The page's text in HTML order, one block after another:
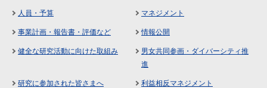
人員・予算 マネジメント
事業計画・報告書・評価など 情報公開
健全な研究活動に向けた取組み
男女共同参画・ダイバーシティ推
進
研究に参加された皆さまへ 利益相反マネジメント